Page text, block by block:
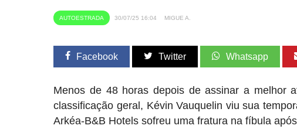
AUTOESTRADA 30/07/25 16:04 MIGUE A.
Facebook Twitter Whatsapp
Menos de 48 horas depois de assinar a melhor
classificação geral, Kévin Vauquelin viu sua
Arkéa-B&B Hotels sofreu uma fratura na fíbula